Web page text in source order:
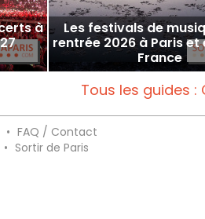
à
Les festivals de
rentrée 2026 à Paris
France
Tous les guides :
• FAQ / Contact
• Sortir de Paris